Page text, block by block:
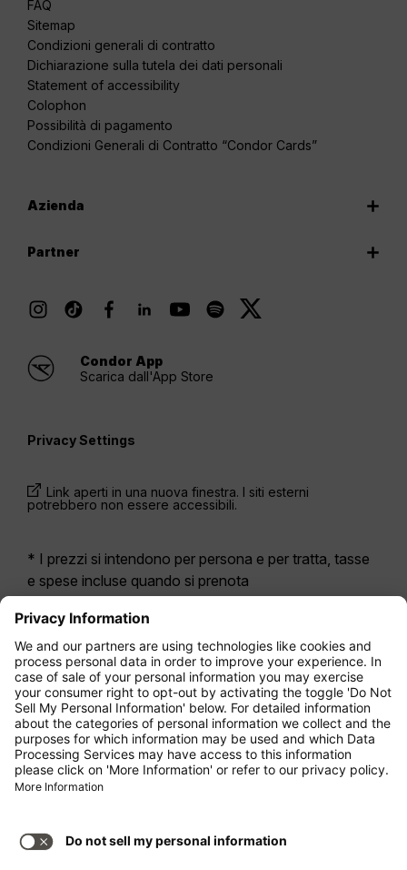
FAQ
Sitemap
Condizioni generali di contratto
Dichiarazione sulla tutela dei dati personali
Statement of accessibility
Colophon
Possibilità di pagamento
Condizioni Generali di Contratto “Condor Cards”
Azienda
Partner
Condor App
Scarica dall'App Store
Privacy Settings
Link aperti in una nuova finestra. I siti esterni
potrebbero non essere accessibili.
* I prezzi si intendono per persona e per tratta, tasse
e spese incluse quando si prenota
Erano disponibili nelle ultime 24 ore e potrebbero non
essere più aggiornati. Le tariffe indicate per
l’Economy Class sono solitamente Economy Zero,
la nostra opzione di tariffa più limitata. Potrebbero
essere applicati costi aggiuntivi per ilbagaglioda
stiva registrato o altri servizi opzionali. Vengono
applicate leCondizioni Generali di Contratto.